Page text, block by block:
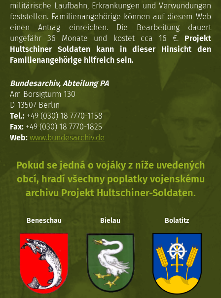
militärische Laufbahn, Erkrankungen und Verwundungen
feststellen. Familienangehörige können auf diesem Web
einen Antrag einreichen. Die Bearbeitung dauert
ungefähr 36 Monate und kostet cca 16 €. Projekt
Hultschiner Soldaten kann in dieser Hinsicht den
Familienangehörige hilfreich sein.
Bundesarchiv, Abteilung PA
Am Borsigturm 130
D-13507 Berlin
Tel.: +49 (030) 18 7770-1158
Fax: +49 (030) 18 7770-1825
Web: www.bundesarchiv.de
Pokud se jedná o vojáky z níže uvedených
obcí, hradí všechny poplatky vojenskému
archivu Projekt Hultschiner-Soldaten.
Beneschau Bielau Bolatitz